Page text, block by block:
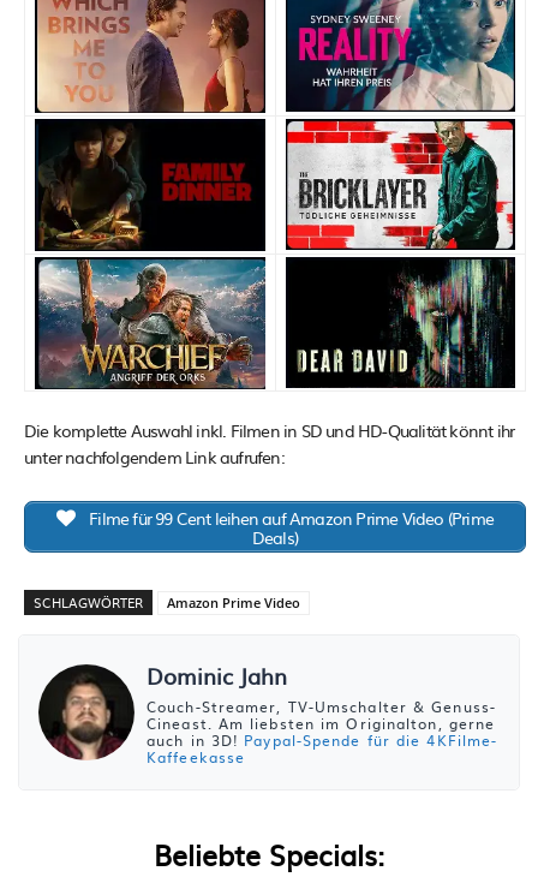
Die komplette Auswahl inkl. Filmen in SD und HD-Qualität könnt ihr
unter nachfolgendem Link aufrufen:
Filme für 99 Cent leihen auf Amazon Prime Video (Prime
Deals)
SCHLAGWÖRTER Amazon Prime Video
Dominic Jahn
Couch-Streamer, TV-Umschalter & Genuss-
Cineast. Am liebsten im Originalton, gerne
auch in 3D! Paypal-Spende für die 4KFilme-
Kaffeekasse
Beliebte Specials: